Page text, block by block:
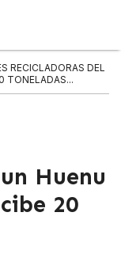
RECICLADORAS DEL
TONELADAS...
Huenu
20